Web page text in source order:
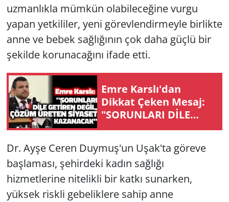
uzmanlıkla mümkün olabileceğine vurgu
yapan yetkililer, yeni görevlendirmeyle birlikte
anne ve bebek sağlığının çok daha güçlü bir
şekilde korunacağını ifade etti.
Emre Karslı'dan
Dikkat Çeken Mesaj:
"SORUNLARI DİLE
GETİREN DEĞİL,
SİYASET KAZANACAK"
Dr. Ayşe Ceren Duymuş'un Uşak'ta göreve
başlaması, şehirdeki kadın sağlığı
hizmetlerine nitelikli bir katkı sunarken,
yüksek riskli gebeliklere sahip anne